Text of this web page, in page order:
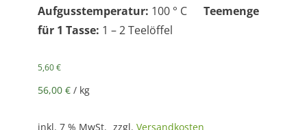
Aufgusstemperatur: 100 ° C Teemenge
für 1 Tasse: 1 – 2 Teelöffel
5,60€
56,00 € / kg
inkl. 7 % MwSt. zzgl. Versandkosten